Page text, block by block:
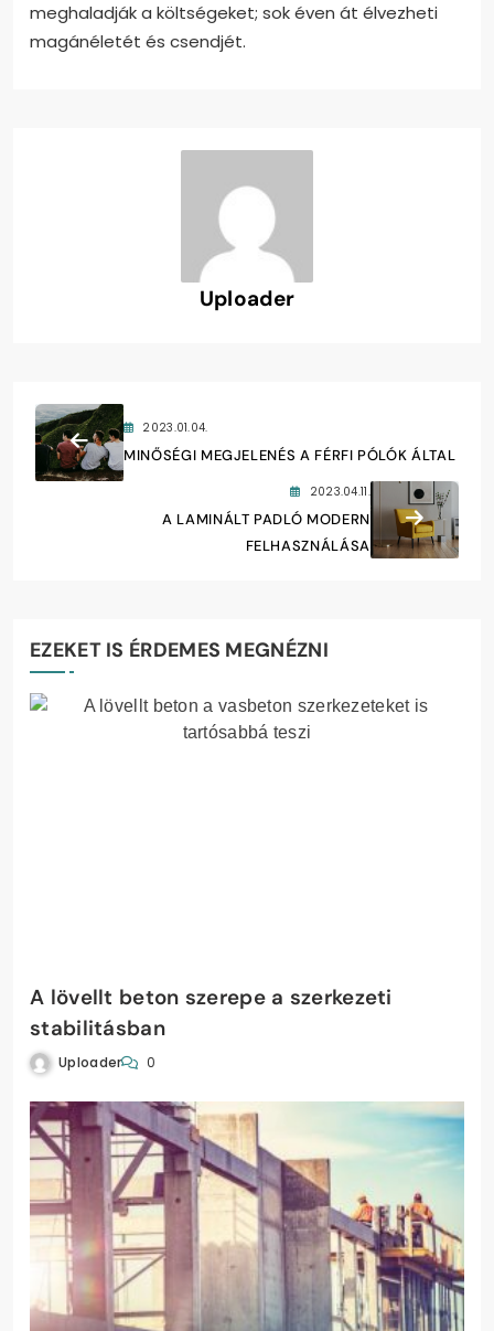
meghaladják a költségeket; sok éven át élvezheti
magánéletét és csendjét.
Uploader
2023.01.04.
MINŐSÉGI MEGJELENÉS A FÉRFI PÓLÓK ÁLTAL
2023.04.11.
A LAMINÁLT PADLÓ MODERN
FELHASZNÁLÁSA
EZEKET IS ÉRDEMES MEGNÉZNI
A lövellt beton szerepe a szerkezeti
stabilitásban
Uploader 0